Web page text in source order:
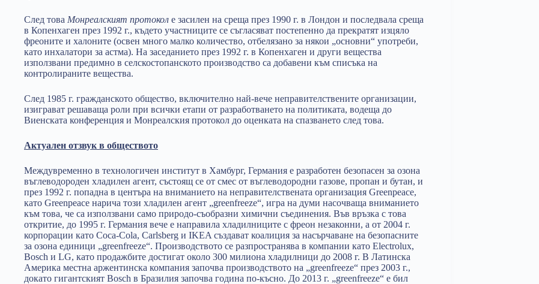
След това Монреалският протокол е засилен на среща през 1990 г. в Лондон и последвала среща
в Копенхаген през 1992 г., където участниците се съгласяват постепенно да прекратят изцяло
фреоните и халоните (освен много малко количество, отбелязано за някои „основни“ употреби,
като инхалатори за астма). На заседанието през 1992 г. в Копенхаген и други вещества
използвани предимно в селскостопанското производство са добавени към списъка на
контролираните вещества.
След 1985 г. гражданското общество, включително най-вече неправителствените организации,
изиграват решаваща роли при всички етапи от разработването на политиката, водеща до
Виенската конференция и Монреалския протокол до оценката на спазването след това.
Актуален отзвук в обществото
Междувременно в технологичен институт в Хамбург, Германия е разработен безопасен за озона
въглеводороден хладилен агент, състоящ се от смес от въглеводородни газове, пропан и бутан, и
през 1992 г. попадна в центъра на вниманието на неправителствената организация Greenpeace,
като Greenpeace нарича този хладилен агент „greenfreeze“, игра на думи насочваща вниманието
към това, че са използвани само природо-съобразни химични съединения. Във връзка с това
откритие, до 1995 г. Германия вече е направила хладилниците с фреон незаконни, а от 2004 г.
корпорации като Coca-Cola, Carlsberg и IKEA създават коалиция за насърчаване на безопасните
за озона единици „greenfreeze“. Производството се разпространява в компании като Electrolux,
Bosch и LG, като продажбите достигат около 300 милиона хладилници до 2008 г. В Латинска
Америка местна аржентинска компания започва производството на „greenfreeze“ през 2003 г.,
докато гигантският Bosch в Бразилия започва година по-късно. До 2013 г. „greenfreeze“ е бил